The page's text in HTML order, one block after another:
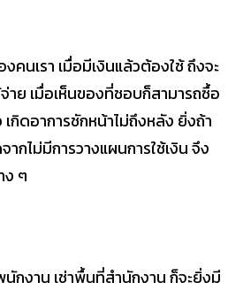
นเรา เมื่อมีเงินแล้วต้องใช้ ถึงจะ
าย เมื่อเห็นของที่ชอบก็สามารถซื้อ
กิดอาการชักหน้าไม่ถึงหลัง ยิ่งถ้า
กไม่มีการวางแผนการใช้เงิน จึง
ง ๆ
กงาน เช่าพื้นที่สำนักงาน ก็จะยิ่งมี